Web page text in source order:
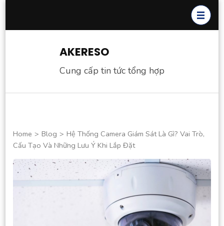
AKERESO
Cung cấp tin tức tổng hợp
Home > Blog > Hệ Thống Camera Giám Sát Là Gì? Vai Trò,
Cấu Tạo Và Những Lưu Ý Khi Lắp Đặt